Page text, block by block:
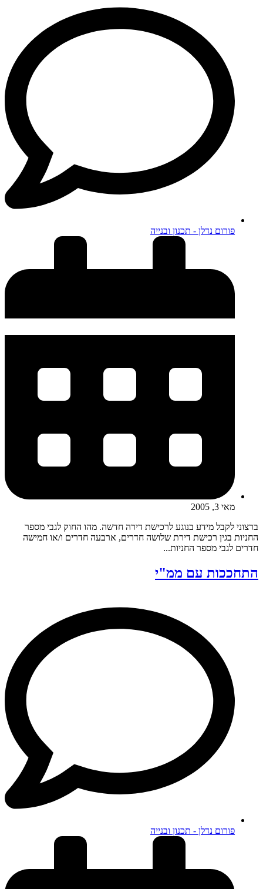
פורום נדלן - תכנון ובנייה
מאי 3, 2005
ברצוני לקבל מידע בנוגע לרכישת דירה חדשה. מהו החוק לגבי מספר
החניות בגין רכישת דירת שלושה חדרים, ארבעה חדרים ו/או חמישה
חדרים לגבי מספר החניות...
התחככות עם ממ"י
פורום נדלן - תכנון ובנייה